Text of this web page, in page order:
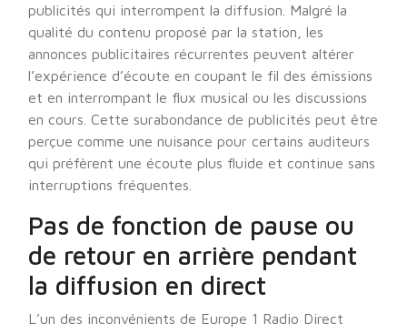
publicités qui interrompent la diffusion. Malgré la
qualité du contenu proposé par la station, les
annonces publicitaires récurrentes peuvent altérer
l’expérience d’écoute en coupant le fil des émissions
et en interrompant le flux musical ou les discussions
en cours. Cette surabondance de publicités peut être
perçue comme une nuisance pour certains auditeurs
qui préfèrent une écoute plus fluide et continue sans
interruptions fréquentes.
Pas de fonction de pause ou
de retour en arrière pendant
la diffusion en direct
L’un des inconvénients de Europe 1 Radio Direct